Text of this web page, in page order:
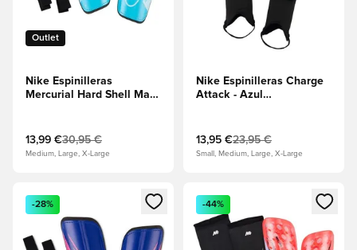
Outlet
Nike Espinilleras
Mercurial Hard Shell Mad
13,99 €30,95 €
Medium, Large, X-Large
Nike Espinilleras Charge
Attack - Azul
13,95 €23,95 €
Small, Medium, Large, X-Large
Abre un modal para iniciar sesión o registrarse como
-28%
Abre un modal para iniciar
-44%